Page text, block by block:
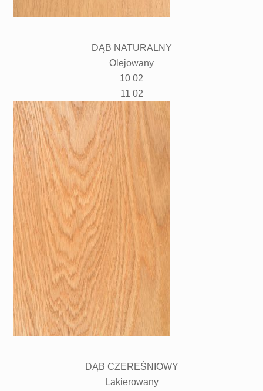
DĄB NATURALNY
Olejowany
10 02
11 02
DĄB CZEREŚNIOWY
Lakierowany